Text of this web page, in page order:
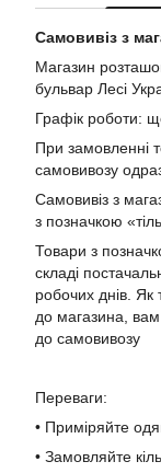
Самовивіз з
Магазин
бульвар Лесі
Графік роботи:
При замовленні
самовивозу
Самовивіз з
з позначкою
Товари з
складі
робочих днів. Як
до магазина, вам
до самовивозу
Переваги:
• Приміряйте
• Замовляйте